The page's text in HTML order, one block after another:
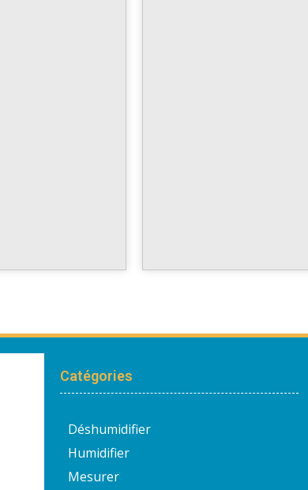
Catégories
Déshumidifier
Humidifier
Mesurer